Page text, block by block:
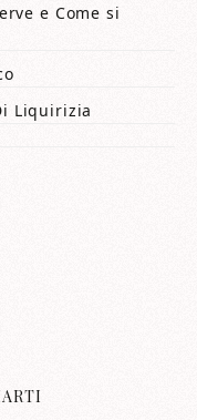
e Come si
Liquirizia